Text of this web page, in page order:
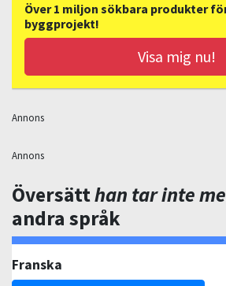
Över 1 miljon sökbara produkter
byggprojekt!
Visa mig nu!
Annons
Annons
Översätthan tar inte
andra språk
Franska